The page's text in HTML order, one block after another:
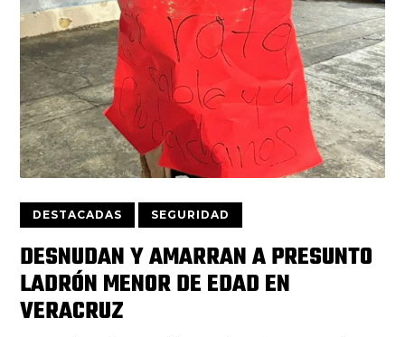
DESTACADAS SEGURIDAD
DESNUDAN Y AMARRAN A PRESUNTO
LADRÓN MENOR DE EDAD EN
VERACRUZ